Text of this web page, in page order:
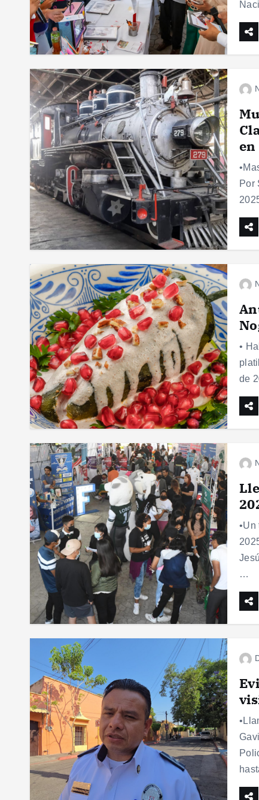
en
Por
•
de
•Un
…